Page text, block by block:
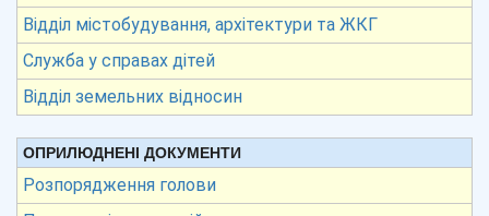
Відділ містобудування, архітектури та ЖКГ
Служба у справах дітей
Відділ земельних відносин
ОПРИЛЮДНЕНІ ДОКУМЕНТИ
Розпорядження голови